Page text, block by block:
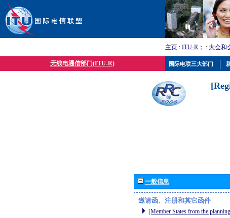
主页 : ITU-R ； : 大会和
无线电通信部门(ITU-R)
一般信息
邀请函、注册和其它函件
[Member States from the
国际电联三大部门